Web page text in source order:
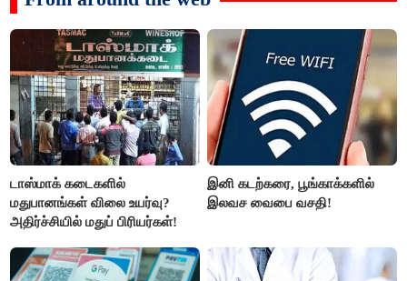
டாஸ்மாக் கடைகளில்
மதுபானங்கள் விலை உயர்வு?
அதிர்ச்சியில் மதுப் பிரியர்கள்!
இனி கடற்கரை, பூங்காக்களில்
இலவச வைபை வசதி!